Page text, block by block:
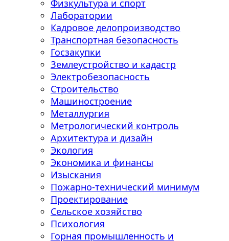
Физкультура и спорт
Лаборатории
Кадровое делопроизводство
Транспортная безопасность
Госзакупки
Землеустройство и кадастр
Электробезопасность
Строительство
Машиностроение
Металлургия
Метрологический контроль
Архитектура и дизайн
Экология
Экономика и финансы
Изыскания
Пожарно-технический минимум
Проектирование
Сельское хозяйство
Психология
Горная промышленность и